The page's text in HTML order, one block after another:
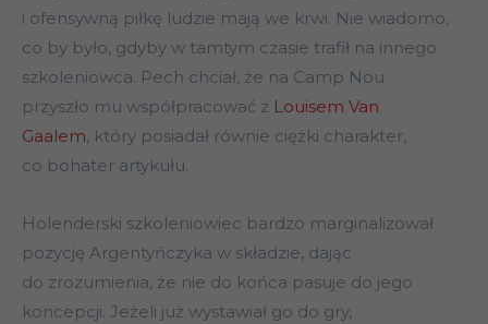
i ofensywną piłkę ludzie mają we krwi. Nie wiadomo,
co by było, gdyby w tamtym czasie trafił na innego
szkoleniowca. Pech chciał, że na Camp Nou
przyszło mu współpracować z Louisem Van
Gaalem, który posiadał równie ciężki charakter,
co bohater artykułu.
Holenderski szkoleniowiec bardzo marginalizował
pozycję Argentyńczyka w składzie, dając
do zrozumienia, że nie do końca pasuje do jego
koncepcji. Jeżeli już wystawiał go do gry,